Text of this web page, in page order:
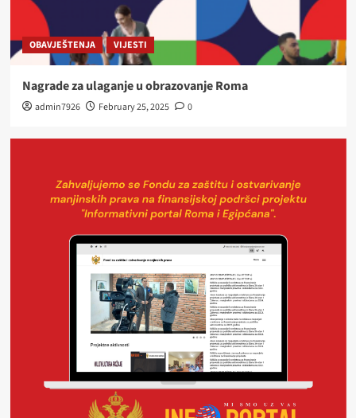
OBAVJEŠTENJA VIJESTI
Nagrade za ulaganje u obrazovanje Roma
admin7926 February 25, 2025 0